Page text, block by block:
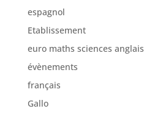
espagnol
Etablissement
euro maths sciences anglais
évènements
français
Gallo